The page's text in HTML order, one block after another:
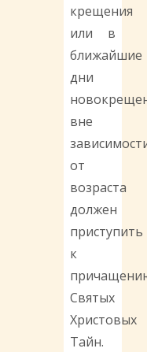
крещения
или в
ближайшие
дни
вне
от
возраста
должен
приступить
к
Святых
Христовых
Тайн.